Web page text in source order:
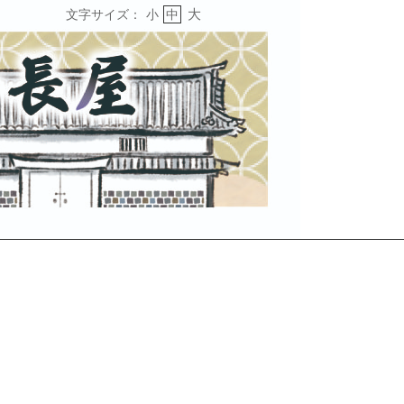
文字サイズ： 小 中 大